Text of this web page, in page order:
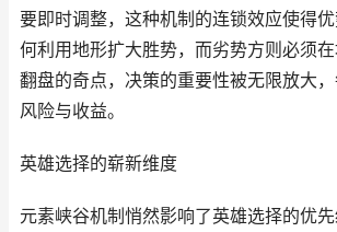
要即时调整，这种机制的连锁效应使得
何利用地形扩大胜势，而劣势方则必须
翻盘的奇点，决策的重要性被无限放大
风险与收益。
英雄选择的崭新维度
元素峡谷机制悄然影响了英雄选择的优